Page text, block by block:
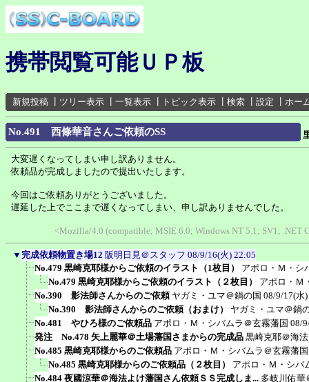
携帯閲覧可能ＵＰ板
新規投稿 ツリー表示 一覧表示 トピック表示 検索 設定 ホー
No.491 西條華音さんご依頼のSS
大変遅くなってしまい申し訳ありません。
依頼品が完成しましたので提出いたします。
今回はご依頼ありがとうございました。
遅延した上でここまで遅くなってしまい、申し訳ありませんでした。
<Mozilla/4.0 (compatible; MSIE 6.0; Windows NT 5.1; SV1; .NET
▼ 完成依頼物置き場12 阪明日見＠スタッフ 08/9/16(火) 22:05
No.479 黒崎克耶様からご依頼のイラスト（1枚目）
アポロ・Ｍ・シ
No.479 黒崎克耶様からご依頼のイラスト（２枚目）
アポロ・Ｍ
No.390 影法師さんからのご依頼 ヤガミ・ユマ＠鍋の国 08/9/17(水
No.390 影法師さんからのご依頼（おまけ）
ヤガミ・ユマ＠鍋
No.481 やひろ様のご依頼品 アポロ・Ｍ・シバムラ＠玄霧藩国 08/
発注 No.478 矢上麗華＠土場藩国さまからの完成品 黒崎克耶＠海
No.485 黒崎克耶様からのご依頼品 アポロ・Ｍ・シバムラ＠玄霧藩国
No.485 黒崎克耶様からのご依頼品（２枚目）
アポロ・Ｍ・シバ
No.484 夜國涼華＠海法よけ藩国さん依頼ＳＳ完成しま... 多岐川佑華